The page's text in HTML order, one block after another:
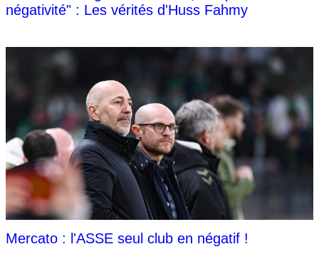
négativité" : Les vérités d'Huss Fahmy
Mercato : l'ASSE seul club en négatif !